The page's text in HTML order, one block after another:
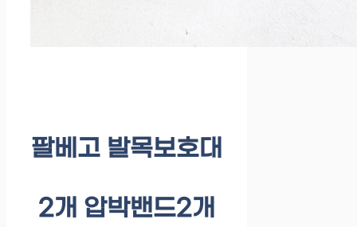
팔베고 발목보호대
2개 압박밴드2개